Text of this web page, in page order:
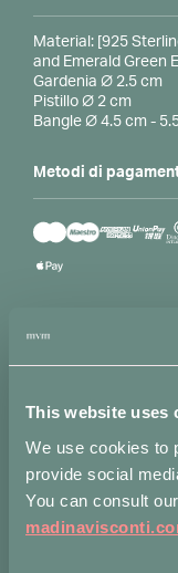
This website uses
We use cookies to
provide social
You can consult
Material: [925
and Emerald Green
Gardenia ∅ 2.5 cm
Pistillo ∅ 2 cm
Bangle ∅ 4.5 cm -
Metodi di
Ti potrebbe